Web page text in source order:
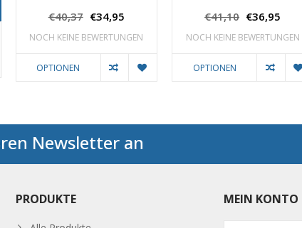
€40,37 €34,95
NOCH KEINE BEWERTUNGEN
OPTIONEN
€41,10 €36,95
NOCH KEINE BEWERTUNGEN
OPTIONEN
Newsletter an
PRODUKTE MEIN KONTO